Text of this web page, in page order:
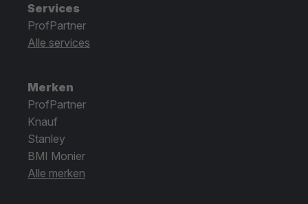
Services
ProfPartner
Alle services
Merken
ProfPartner
Knauf
Stanley
BMI Monier
Alle merken